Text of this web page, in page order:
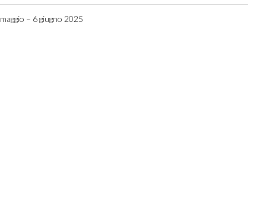
– 6 giugno 2025